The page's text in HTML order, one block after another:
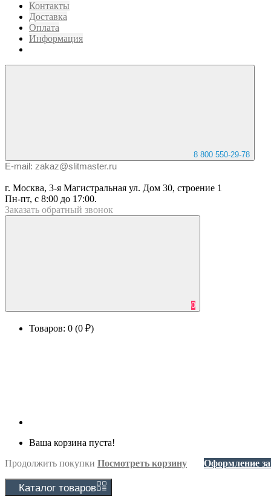
Контакты
Доставка
Оплата
Информация
8 800 550-29-78
E-mail: zakaz@slitmaster.ru
г. Москва, 3-я Магистральная ул. Дом 30, строение 1
Пн-пт, с 8:00 до 17:00.
Заказать обратный звонок
0
Товаров: 0 (0 ₽)
Ваша корзина пуста!
Продолжить покупки Посмотреть корзину Оформление
Каталог товаров